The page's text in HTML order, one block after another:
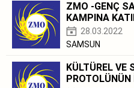
ZMO -GENÇ
KAMPINA
28.03.2022
SAMSUN
KÜLTÜREL VE
PROTOLÜNÜN